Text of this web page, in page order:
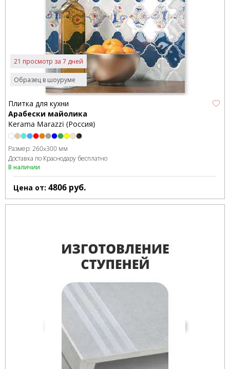
Образец в шоуруме
21 просмотр за 7 дней
Плитка для кухни
Арабески майолика
Kerama Marazzi (Россия)
Размер: 260x300 мм
Доставка по Краснодару бесплатно
В наличии
Цена от: 4806 руб.